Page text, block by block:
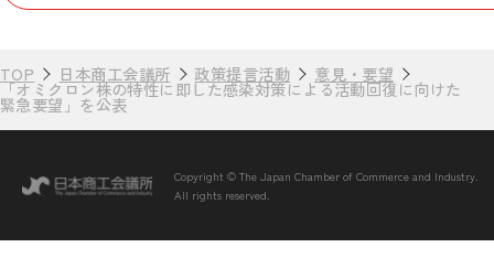
TOP 日本商工会議所 政策提言活動 意見・要望
「オミクロン株の特性に即した感染対策による活動回復に向けた
緊急要望」を公表
Copyright © The Japan Chamber of Commerce and Industry.
All rights reserved.